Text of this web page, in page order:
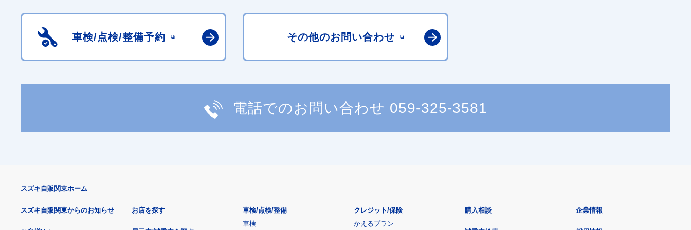
車検/点検/整備予約 その他のお問い合わせ
電話でのお問い合わせ 059-325-3581
スズキ自販関東ホーム
スズキ自販関東からのお知らせ お店を探す
車検/点検/整備
車検
クレジット/保険
かえるプラン
購入相談 企業情報